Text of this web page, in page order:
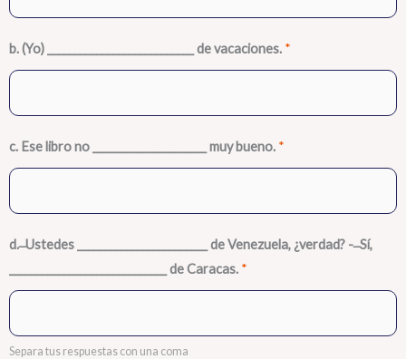
b. (Yo) ___________________________ de vacaciones. *
c. Ese libro no _____________________ muy bueno. *
d. ̶ Ustedes ________________________ de Venezuela, ¿verdad? - ̶ Sí,
_____________________________ de Caracas. *
Separa tus respuestas con una coma